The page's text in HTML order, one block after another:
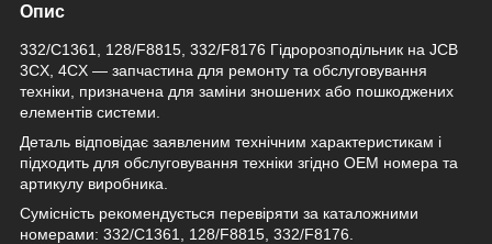
Опис
332/C1361, 128/F8815, 332/F8176 Гідророзподільник на JCB
3CX, 4CX — запчастина для ремонту та обслуговування
техніки, призначена для заміни зношених або пошкоджених
елементів системи.
Деталь відповідає заявленим технічним характеристикам і
підходить для обслуговування техніки згідно OEM номера та
артикулу виробника.
Сумісність рекомендується перевіряти за каталожними
номерами: 332/C1361, 128/F8815, 332/F8176.